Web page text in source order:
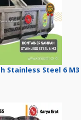
123.
Stainless Steel 6 M3